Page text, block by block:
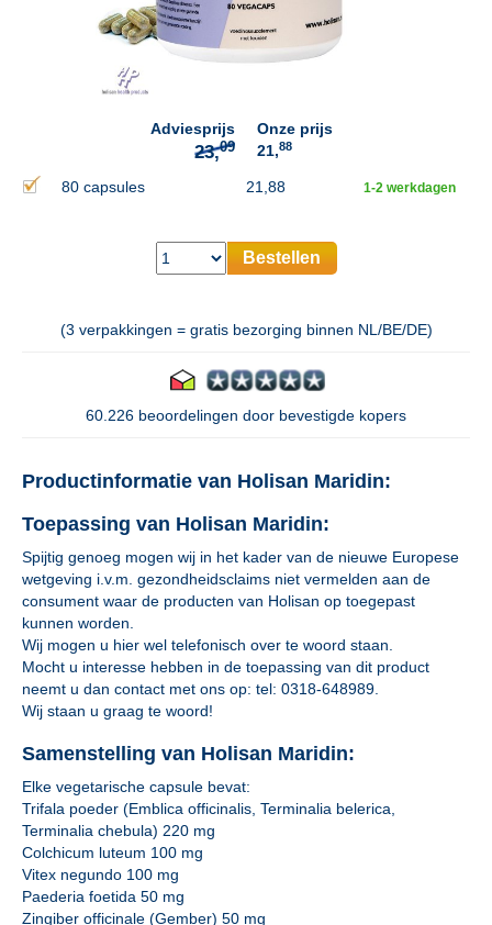
Adviesprijs
09
Onze prijs
21,88
80 capsules 21,88 1-2 werkdagen
Bestellen
(3 verpakkingen = gratis bezorging binnen NL/BE/DE)
60.226 beoordelingen door bevestigde kopers
Productinformatie van Holisan Maridin:
Toepassing van Holisan Maridin:
Spijtig genoeg mogen wij in het kader van de nieuwe Europese
wetgeving i.v.m. gezondheidsclaims niet vermelden aan de
consument waar de producten van Holisan op toegepast
kunnen worden.
Wij mogen u hier wel telefonisch over te woord staan.
Mocht u interesse hebben in de toepassing van dit product
neemt u dan contact met ons op: tel: 0318-648989.
Wij staan u graag te woord!
Samenstelling van Holisan Maridin:
Elke vegetarische capsule bevat:
Trifala poeder (Emblica officinalis, Terminalia belerica,
Terminalia chebula) 220 mg
Colchicum luteum 100 mg
Vitex negundo 100 mg
Paederia foetida 50 mg
Zingiber officinale (Gember) 50 mg